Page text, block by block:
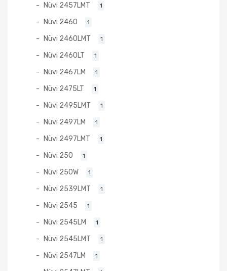
Nüvi 2457LMT 1
Nüvi 2460 1
Nüvi 2460LMT 1
Nüvi 2460LT 1
Nüvi 2467LM 1
Nüvi 2475LT 1
Nüvi 2495LMT 1
Nüvi 2497LM 1
Nüvi 2497LMT 1
Nüvi 250 1
Nüvi 250W 1
Nüvi 2539LMT 1
Nüvi 2545 1
Nüvi 2545LM 1
Nüvi 2545LMT 1
Nüvi 2547LM 1